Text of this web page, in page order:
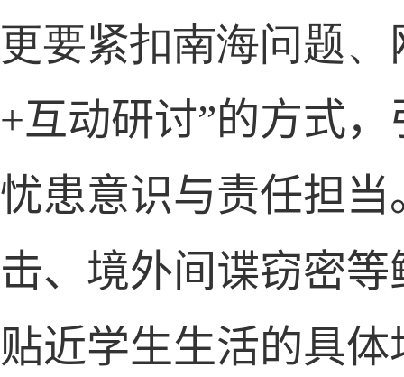
更要紧扣南海问题
+互动研讨”的方式
忧患意识与责任担
击、境外间谍窃密
贴近学生生活的具